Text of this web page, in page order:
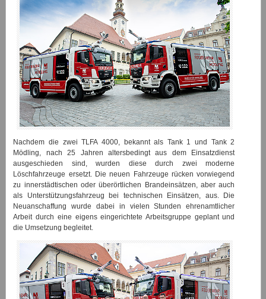
Nachdem die zwei TLFA 4000, bekannt als Tank 1 und Tank 2
Mödling, nach 25 Jahren altersbedingt aus dem Einsatzdienst
ausgeschieden sind, wurden diese durch zwei moderne
Löschfahrzeuge ersetzt. Die neuen Fahrzeuge rücken vorwiegend
zu innerstädtischen oder überörtlichen Brandeinsätzen, aber auch
als Unterstützungsfahrzeug bei technischen Einsätzen, aus. Die
Neuanschaffung wurde dabei in vielen Stunden ehrenamtlicher
Arbeit durch eine eigens eingerichtete Arbeitsgruppe geplant und
die Umsetzung begleitet.